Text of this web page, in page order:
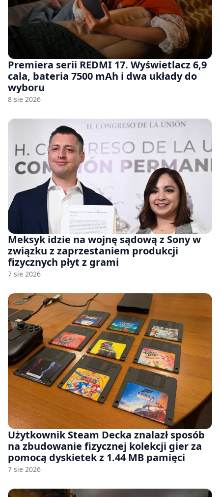
Premiera serii REDMI 17. Wyświetlacz 6,9
cala, bateria 7500 mAh i dwa układy do
wyboru
8 sie 2026
Meksyk idzie na wojnę sądową z Sony w
związku z zaprzestaniem produkcji
fizycznych płyt z grami
7 sie 2026
Użytkownik Steam Decka znalazł sposób
na zbudowanie fizycznej kolekcji gier za
pomocą dyskietek z 1.44 MB pamięci
7 sie 2026